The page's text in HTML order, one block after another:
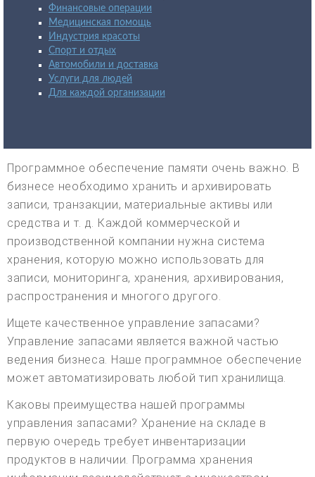
Финансовые операции
Медицинская помощь
Индустрия красоты
Спорт и отдых
Автомобили и доставка
Услуги для людей
Для каждой организации
Программное обеспечение памяти очень важно. В
бизнесе необходимо хранить и архивировать
записи, транзакции, материальные активы или
средства и т. д. Каждой коммерческой и
производственной компании нужна система
хранения, которую можно использовать для
записи, мониторинга, хранения, архивирования,
распространения и многого другого.
Ищете качественное управление запасами?
Управление запасами является важной частью
ведения бизнеса. Наше программное обеспечение
может автоматизировать любой тип хранилища.
Каковы преимущества нашей программы
управления запасами? Хранение на складе в
первую очередь требует инвентаризации
продуктов в наличии. Программа хранения